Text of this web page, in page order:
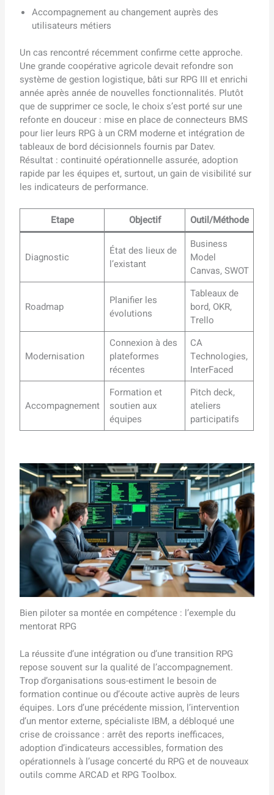
Accompagnement au changement auprès des
utilisateurs métiers
Un cas rencontré récemment confirme cette approche.
Une grande coopérative agricole devait refondre son
système de gestion logistique, bâti sur RPG III et enrichi
année après année de nouvelles fonctionnalités. Plutôt
que de supprimer ce socle, le choix s’est porté sur une
refonte en douceur : mise en place de connecteurs BMS
pour lier leurs RPG à un CRM moderne et intégration de
tableaux de bord décisionnels fournis par Datev.
Résultat : continuité opérationnelle assurée, adoption
rapide par les équipes et, surtout, un gain de visibilité sur
les indicateurs de performance.
Etape Objectif Outil/Méthode
Diagnostic
État des lieux de
l’existant
Business
Model
Canvas, SWOT
Roadmap
Planifier les
évolutions
Tableaux de
bord, OKR,
Trello
Modernisation
Connexion à des
plateformes
récentes
CA
Technologies,
InterFaced
Accompagnement
Formation et
soutien aux
équipes
Pitch deck,
ateliers
participatifs
Bien piloter sa montée en compétence : l’exemple du
mentorat RPG
La réussite d’une intégration ou d’une transition RPG
repose souvent sur la qualité de l’accompagnement.
Trop d’organisations sous-estiment le besoin de
formation continue ou d’écoute active auprès de leurs
équipes. Lors d’une précédente mission, l’intervention
d’un mentor externe, spécialiste IBM, a débloqué une
crise de croissance : arrêt des reports inefficaces,
adoption d’indicateurs accessibles, formation des
opérationnels à l’usage concerté du RPG et de nouveaux
outils comme ARCAD et RPG Toolbox.